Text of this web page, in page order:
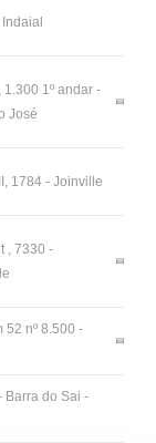
1º andar -
José
1784 - Joinville
, 7330 -
52 nº 8.500 -
Barra do Sai -